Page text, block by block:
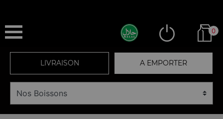
0
LIVRAISON A EMPORTER